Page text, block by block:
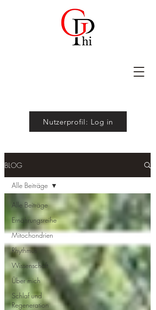
Nutzerprofil: Log in
BLOG
Alle Beiträge
Ernährungsreihe
Mitochondrien
Rhythmus
Wissenschaft
Über mich
Schlaf und
Regeneration
Alle Beiträge